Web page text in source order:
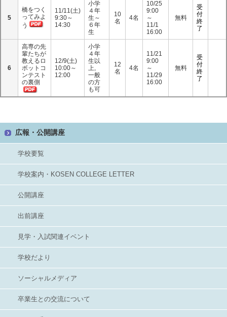
5
橋をつく
ってみよ
う
11/11(土)
9:30～
14:30
小学
４年
生～
６年
生
10
名
4名
10/25
9:00
～
11/1
16:00
無料
受
付
終
了
6
高専の先
輩たちが
教えるロ
ボットコ
ンテスト
の裏側
12/9(土)
10:00～
12:00
小学
４年
生以
上,
一般
の方
も可
12
名
4名
11/21
9:00
～
11/29
16:00
無料
受
付
終
了
広報・公開講座
学校要覧
学校案内・KOSEN COLLEGE LETTER
公開講座
出前講座
見学・入試関連イベント
学校だより
ソーシャルメディア
卒業生との交流について